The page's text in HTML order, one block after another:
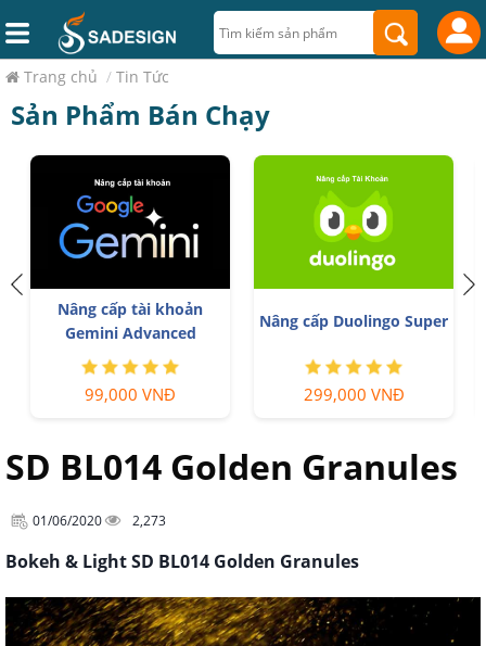
Trang chủ / Tin Tức
Sản Phẩm Bán Chạy
Super
Tài Khoản ChatGPT Plus
(GPT-4)
199,000 VNĐ
Chủ Giá Rẻ
199,000 VNĐ
SD BL014 Golden Granules
01/06/2020 2,273
Bokeh & Light SD BL014 Golden Granules